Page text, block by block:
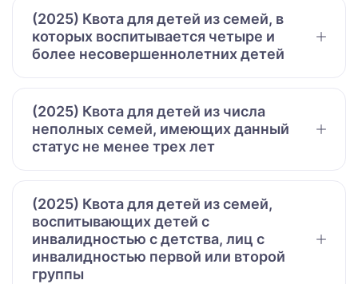
(2025) Квота для детей из семей, в
которых воспитывается четыре и
более несовершеннолетних детей
(2025) Квота для детей из числа
неполных семей, имеющих данный
статус не менее трех лет
(2025) Квота для детей из семей,
воспитывающих детей с
инвалидностью с детства, лиц с
инвалидностью первой или второй
группы